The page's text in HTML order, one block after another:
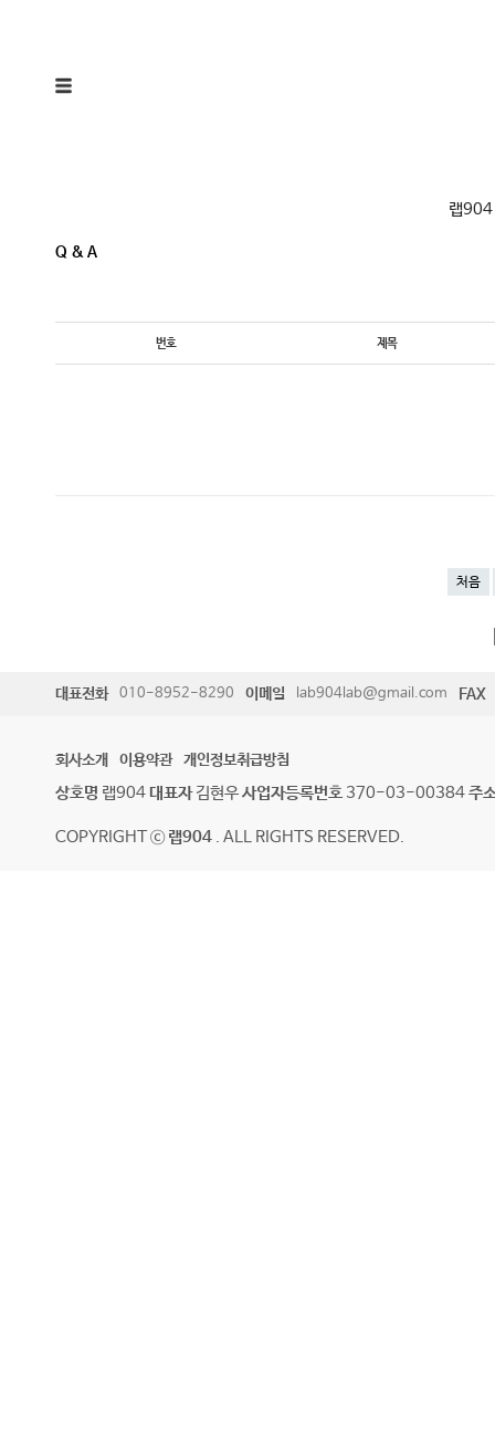
랩904
Q & A
번호 제목
처음
대표전화 010-8952-8290 이메일 lab904lab@gmail.com FAX
회사소개 이용약관 개인정보취급방침
상호명 랩904 대표자김현우사업자등록번호 370-03-00384주
COPYRIGHT ⓒ랩904 . ALL RIGHTS RESERVED.